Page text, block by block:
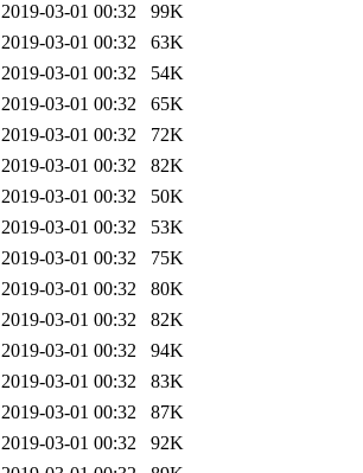
2019-03-01 00:32
99K
2019-03-01 00:32
63K
2019-03-01 00:32
54K
2019-03-01 00:32
65K
2019-03-01 00:32
72K
2019-03-01 00:32
82K
2019-03-01 00:32
50K
2019-03-01 00:32
53K
2019-03-01 00:32
75K
2019-03-01 00:32
80K
2019-03-01 00:32
82K
2019-03-01 00:32
94K
2019-03-01 00:32
83K
2019-03-01 00:32
87K
2019-03-01 00:32
92K